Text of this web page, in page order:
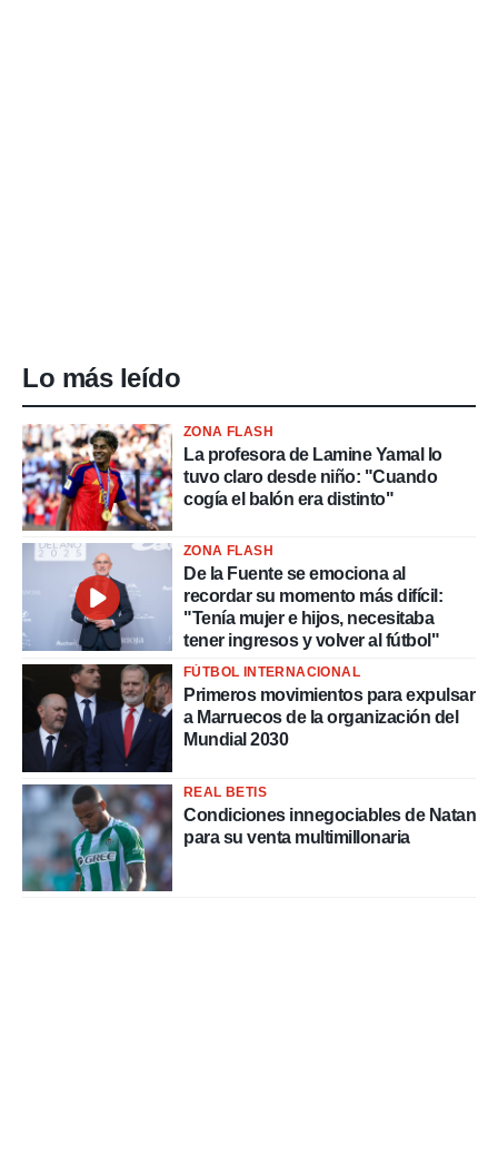
Lo más leído
ZONA FLASH
La profesora de Lamine Yamal lo
tuvo claro desde niño: "Cuando
cogía el balón era distinto"
ZONA FLASH
De la Fuente se emociona al
recordar su momento más difícil:
"Tenía mujer e hijos, necesitaba
tener ingresos y volver al fútbol"
FÚTBOL INTERNACIONAL
Primeros movimientos para expulsar
a Marruecos de la organización del
Mundial 2030
REAL BETIS
Condiciones innegociables de Natan
para su venta multimillonaria